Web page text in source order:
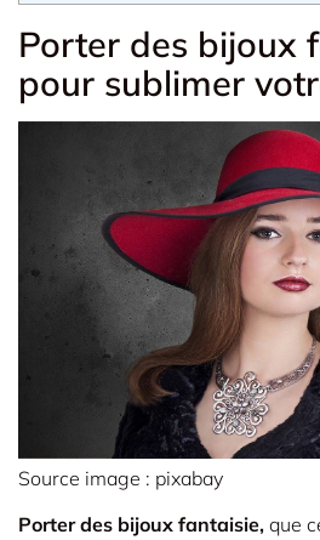
Porter des bijoux
pour sublimer
Source image : pixabay
Porter des bijoux fantaisie, que